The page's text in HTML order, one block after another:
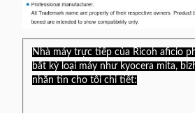
Nhà máy trực tiếp của Ricoh aficio
bất kỳ loại máy như kyocera mita,
nhắn tin cho tôi chi tiết: